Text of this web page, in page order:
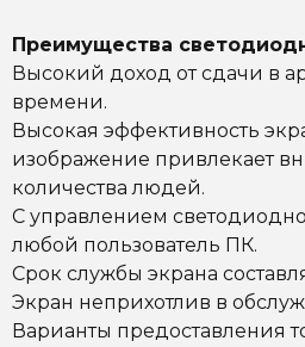
Преимущества
Высокий доход от сдачи в
времени.
Высокая эффективность
изображение привлекает
количества людей.
С управлением
любой пользователь ПК.
Срок службы экрана
Экран неприхотлив в
Варианты предоставления